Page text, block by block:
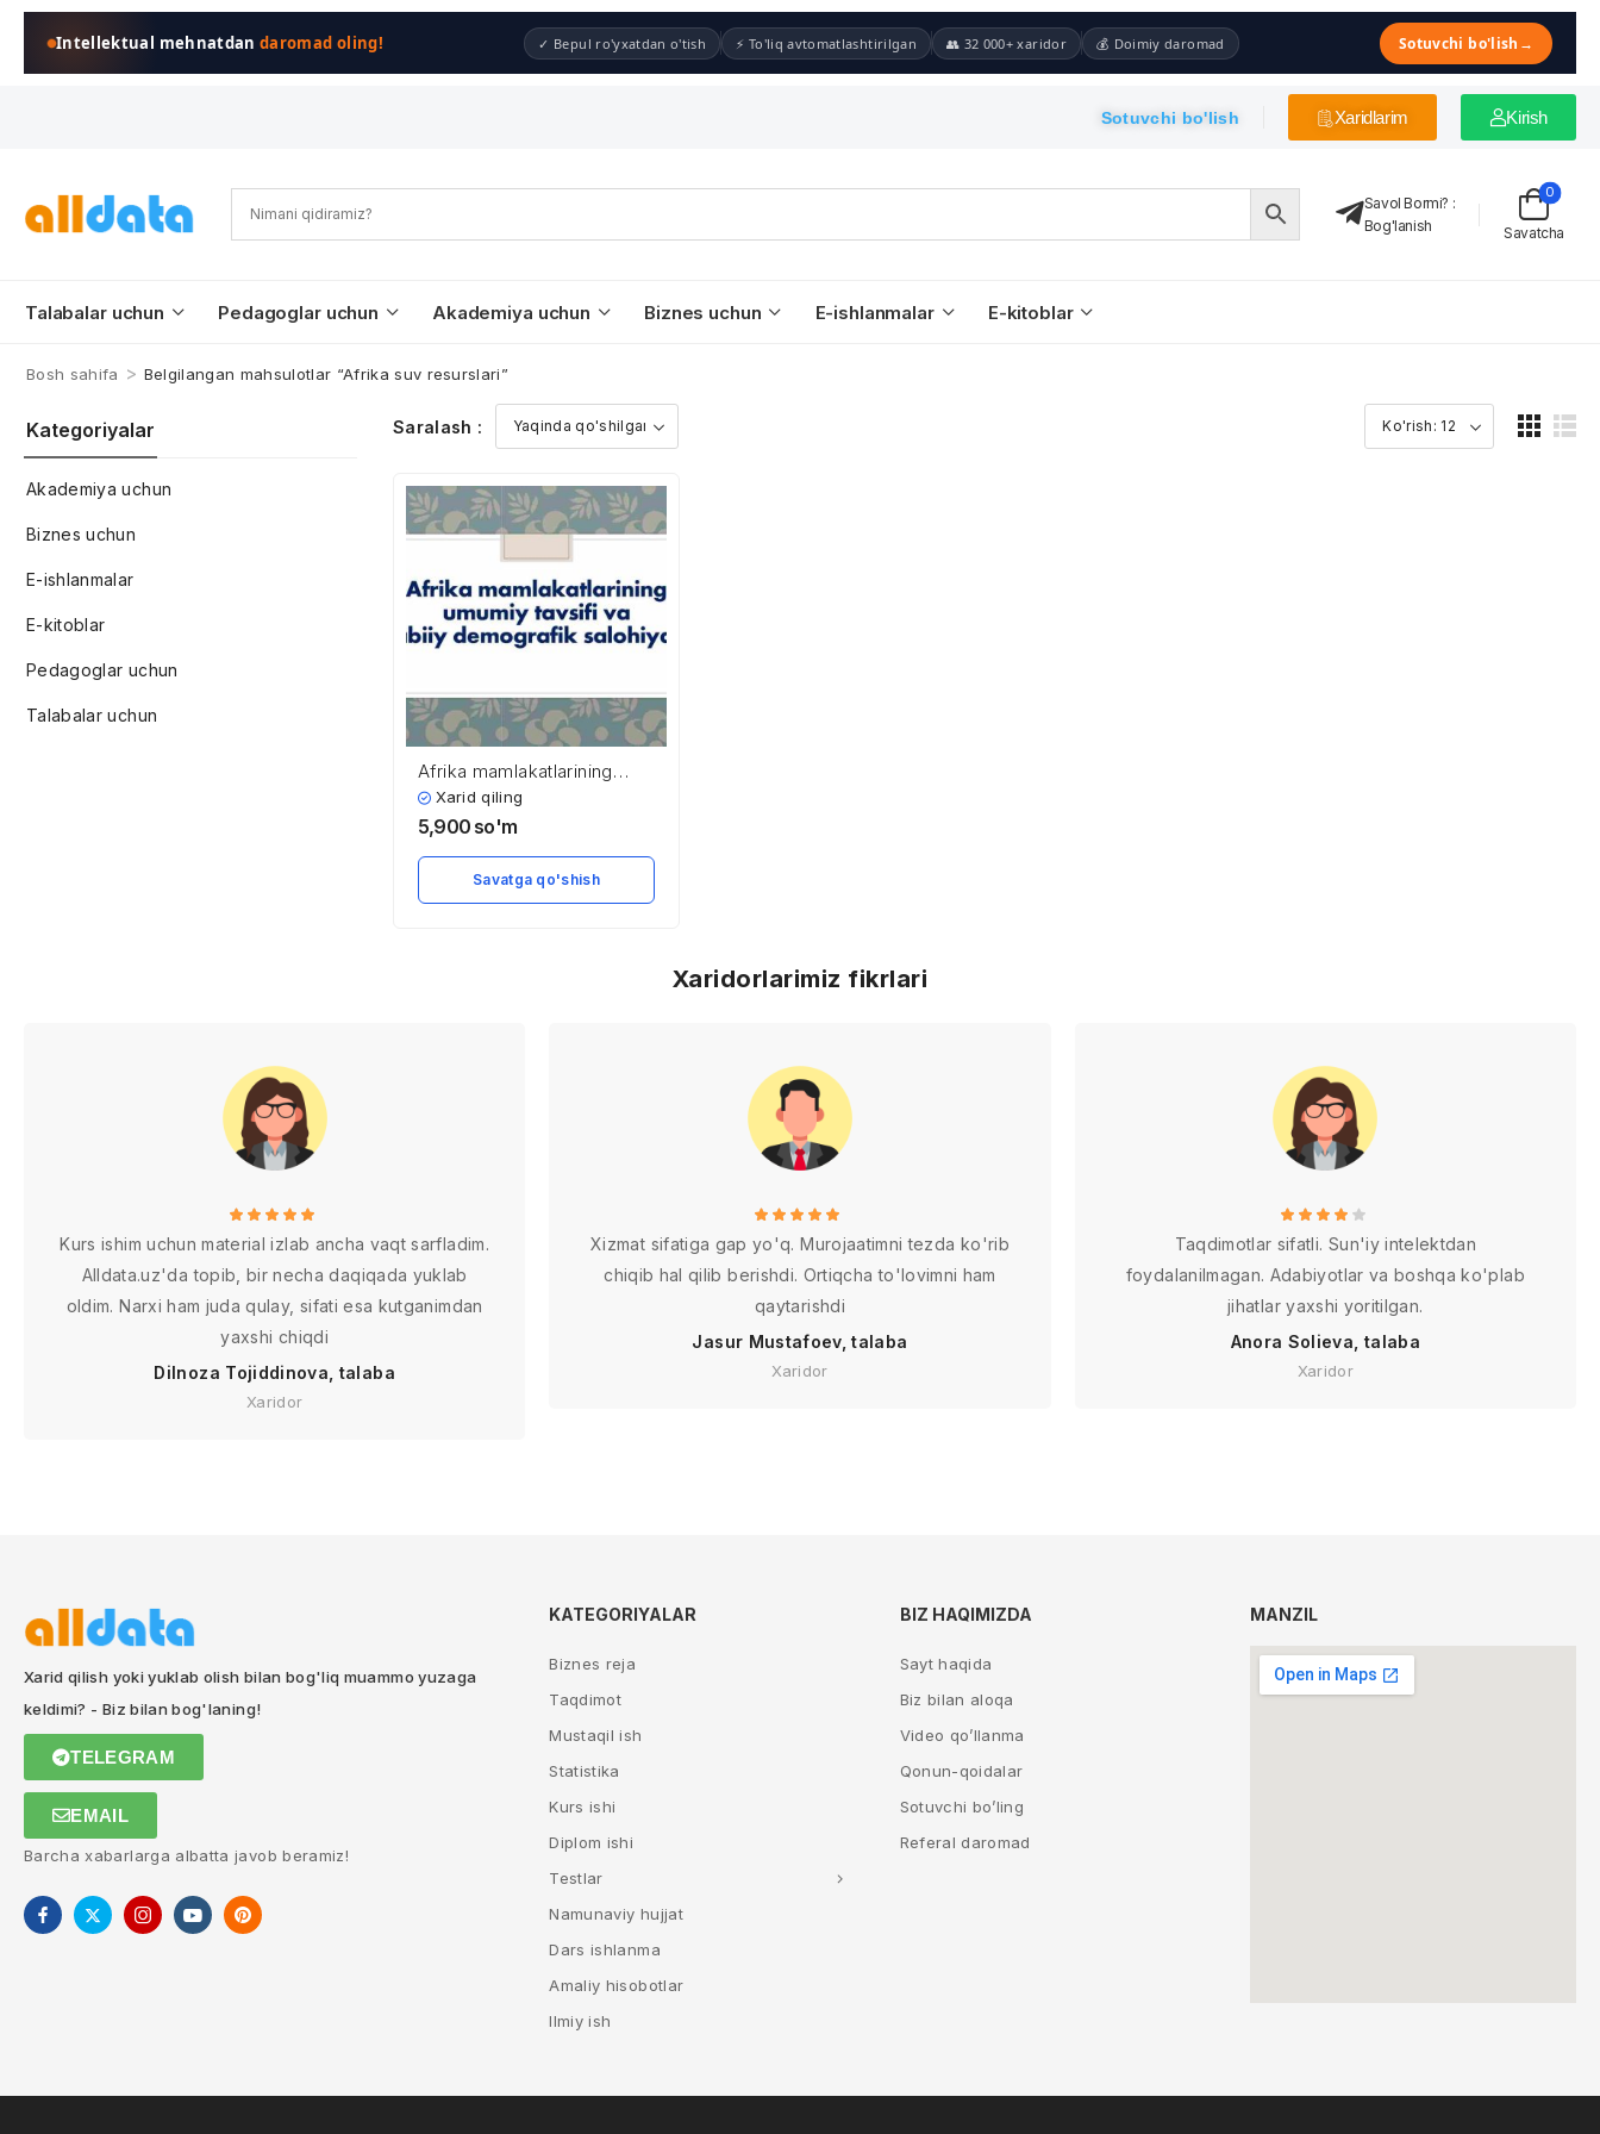
Intellektual mehnatdandaromad oling! ✓ Bepul ro'yxatdan o'tish ⚡ To'liq avtomatlashtirilgan 👥 32 000+ xaridor 💰 Doimiy daromad Sotuvchi bo'lish →
Sotuvchi bo'lish Xaridlarim Kirish
Savol Bormi? :
Bog'lanish
Savatcha
0
Talabalar uchun Pedagoglar uchun Akademiya uchun Biznes uchun E-ishlanmalar E-kitoblar
Bosh sahifa > Belgilangan mahsulotlar “Afrika suv resurslari”
Kategoriyalar
Akademiya uchun
Biznes uchun
E-ishlanmalar
E-kitoblar
Pedagoglar uchun
Talabalar uchun
Saralash :
Afrika mamlakatlarining
umumiy tavsifi va tabiiy
demografik salohiyati
Xarid qiling
5,900 so'm
Savatga qo'shish
Xaridorlarimiz fikrlari
Kurs ishim uchun material izlab ancha vaqt sarfladim.
Alldata.uz'da topib, bir necha daqiqada yuklab
oldim. Narxi ham juda qulay, sifati esa kutganimdan
yaxshi chiqdi
Dilnoza Tojiddinova, talaba
Xaridor
Xizmat sifatiga gap yo'q. Murojaatimni tezda ko'rib
chiqib hal qilib berishdi. Ortiqcha to'lovimni ham
qaytarishdi
Jasur Mustafoev, talaba
Xaridor
Taqdimotlar sifatli. Sun'iy intelektdan
foydalanilmagan. Adabiyotlar va boshqa ko'plab
jihatlar yaxshi yoritilgan.
Anora Solieva, talaba
Xaridor
Xarid qilish yoki yuklab olish bilan bog'liq muammo yuzaga
keldimi? - Biz bilan bog'laning!
TELEGRAM
EMAIL
Barcha xabarlarga albatta javob beramiz!
KATEGORIYALAR
Biznes reja
Taqdimot
Mustaqil ish
Statistika
Kurs ishi
Diplom ishi
Testlar
Namunaviy hujjat
Dars ishlanma
Amaliy hisobotlar
Ilmiy ish
BIZ HAQIMIZDA
Sayt haqida
Biz bilan aloqa
Video qo’llanma
Qonun-qoidalar
Sotuvchi bo’ling
Referal daromad
MANZIL